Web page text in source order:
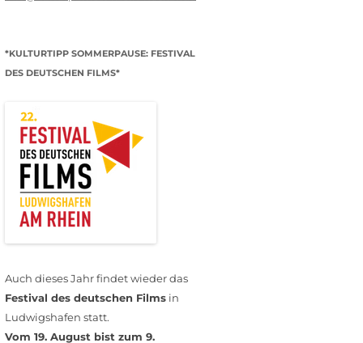
*KULTURTIPP SOMMERPAUSE: FESTIVAL
DES DEUTSCHEN FILMS*
Auch dieses Jahr findet wieder das
Festival des deutschen Films in
Ludwigshafen statt.
Vom 19. August bist zum 9.